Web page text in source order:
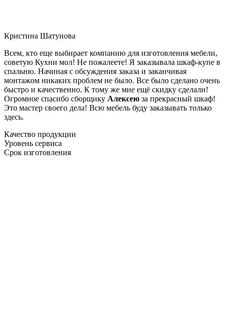
Кристина Шатунова
Всем, кто еще выбирает компанию для изготовления мебели,
советую Кухни мол! Не пожалеете! Я заказывала шкаф-купе в
спальню. Начиная с обсуждения заказа и заканчивая
монтажом никаких проблем не было. Все было сделано очень
быстро и качественно. К тому же мне ещё скидку сделали!
Огромное спасибо сборщику Алексею за прекрасный шкаф!
Это мастер своего дела! Всю мебель буду заказывать только
здесь.
Качество продукции
Уровень сервиса
Срок изготовления